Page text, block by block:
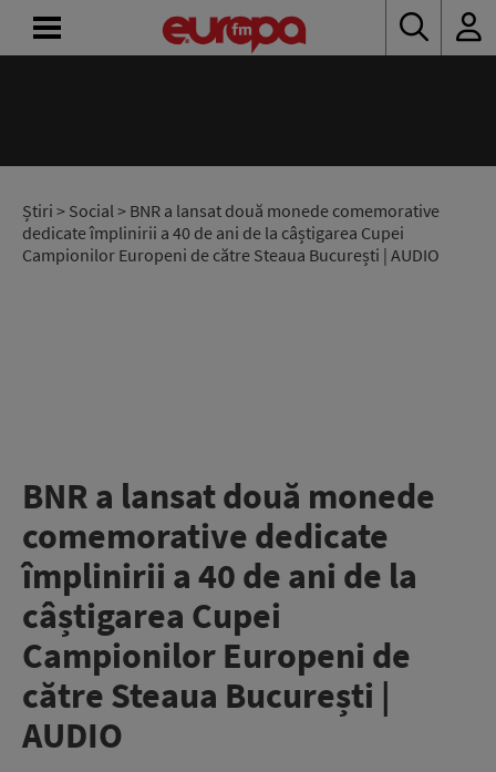
Știri > Social> BNR a lansat două monede comemorative
dedicate împlinirii a 40 de ani de la câștigarea Cupei
Campionilor Europeni de către Steaua București | AUDIO
BNR a lansat două monede
comemorative dedicate
împlinirii a 40 de ani de la
câștigarea Cupei
Campionilor Europeni de
către Steaua București |
AUDIO
RADIO
CONCURSURI